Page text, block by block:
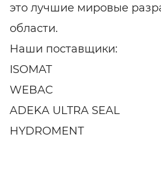
это лучшие мировые
области.
Наши поставщики:
ISOMAT
WEBAC
ADEKA ULTRA SEAL
HYDROMENT